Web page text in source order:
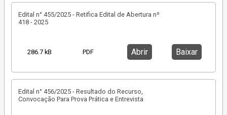
Edital n° 455/2025 - Retifica Edital de Abertura nº
418 - 2025
286.7 kB PDF Abrir Baixar
Edital n° 456/2025 - Resultado do Recurso,
Convocação Para Prova Prática e Entrevista